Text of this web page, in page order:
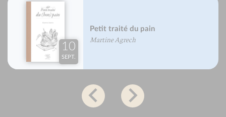
10
SEPT.
Petit traité du pain
Martine Agrech